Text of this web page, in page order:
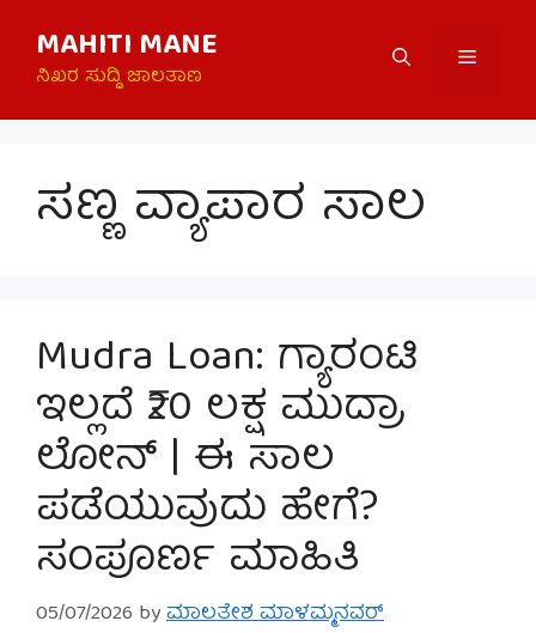
content
MAHITI MANE
ನಿಖರ ಸುದ್ದಿ ಜಾಲತಾಣ
Menu
ಸಣ್ಣ ವ್ಯಾಪಾರ ಸಾಲ
Mudra Loan: ಗ್ಯಾರಂಟಿ
ಇಲ್ಲದೆ ₹20 ಲಕ್ಷ ಮುದ್ರಾ
ಲೋನ್ | ಈ ಸಾಲ
ಪಡೆಯುವುದು ಹೇಗೆ?
ಸಂಪೂರ್ಣ ಮಾಹಿತಿ
05/07/2026 byಮಾಲತೇಶ ಮಾಳಮ್ಮನವರ್